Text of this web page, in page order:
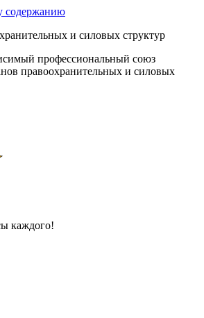
содержанию
и силовых структур
профессиональный союз
правоохранительных и силовых
каждого!